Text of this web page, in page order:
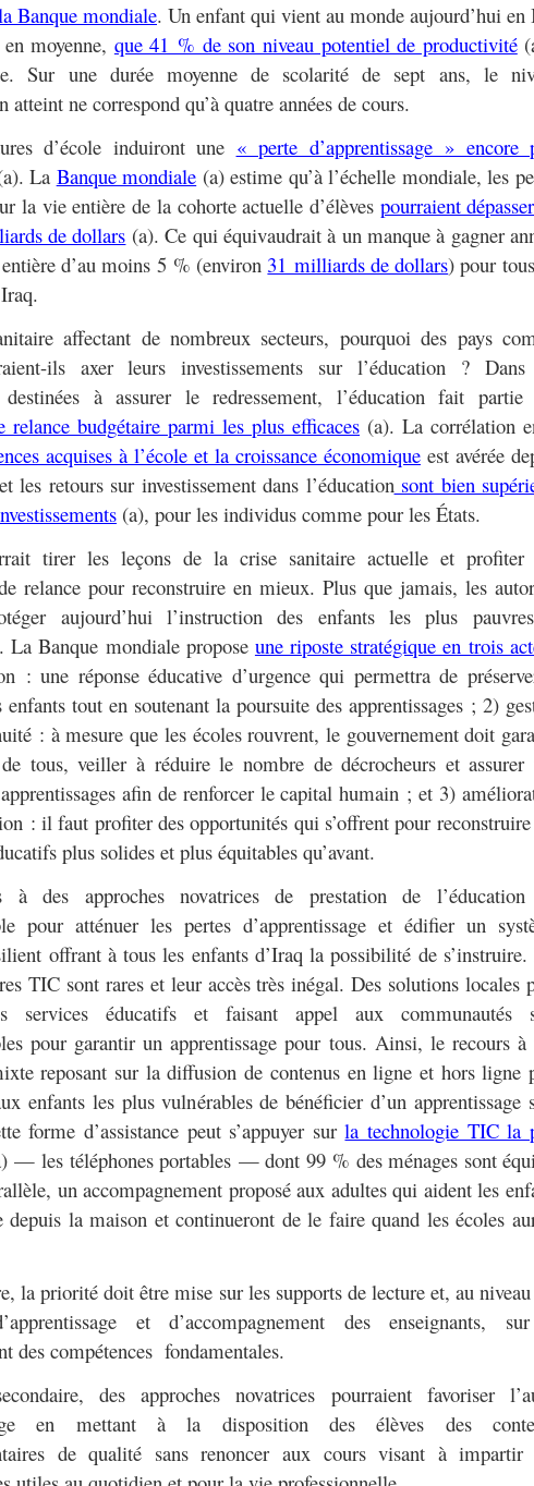
Banque mondiale. Un enfant qui vient au monde aujourd’hui en
moyenne, que 41 % de son niveau potentiel de productivité
Sur une durée moyenne de scolarité de sept ans, le
atteint ne correspond qu’à quatre années de cours.
d’école induiront une « perte d’apprentissage » encore
La Banque mondiale (a) estime qu’à l’échelle mondiale, les
la vie entière de la cohorte actuelle d’élèves pourraient
de dollars (a). Ce qui équivaudrait à un manque à gagner
d’au moins 5 % (environ 31 milliards de dollars) pour
affectant de nombreux secteurs, pourquoi des pays
ils axer leurs investissements sur l’éducation ?
destinées à assurer le redressement, l’éducation fait partie
relance budgétaire parmi les plus efficaces (a). La corrélation
acquises à l’école et la croissance économique est avérée
les retours sur investissement dans l’éducationsont bien
(a), pour les individus comme pour les États.
tirer les leçons de la crise sanitaire actuelle et profiter
relance pour reconstruire en mieux. Plus que jamais, les
aujourd’hui l’instruction des enfants les plus
La Banque mondiale propose une riposte stratégique en trois
: une réponse éducative d’urgence qui permettra de
enfants tout en soutenant la poursuite des apprentissages ; 2)
: à mesure que les écoles rouvrent, le gouvernement doit
tous, veiller à réduire le nombre de décrocheurs et assurer
afin de renforcer le capital humain ; et 3)
: il faut profiter des opportunités qui s’offrent pour reconstruire
plus solides et plus équitables qu’avant.
à des approches novatrices de prestation de
pour atténuer les pertes d’apprentissage et édifier un
offrant à tous les enfants d’Iraq la possibilité de s’instruire.
TIC sont rares et leur accès très inégal. Des solutions locales
services éducatifs et faisant appel aux communautés
pour garantir un apprentissage pour tous. Ainsi, le recours à
reposant sur la diffusion de contenus en ligne et hors ligne
enfants les plus vulnérables de bénéficier d’un apprentissage
forme d’assistance peut s’appuyer surla technologie TIC la
— les téléphones portables — dont 99 % des ménages sont
un accompagnement proposé aux adultes qui aident les
depuis la maison et continueront de le faire quand les écoles
la priorité doit être mise sur les supports de lecture et, au niveau
et d’accompagnement des enseignants,
des compétences fondamentales.
des approches novatrices pourraient favoriser
en mettant à la disposition des élèves des
de qualité sans renoncer aux cours visant à impartir